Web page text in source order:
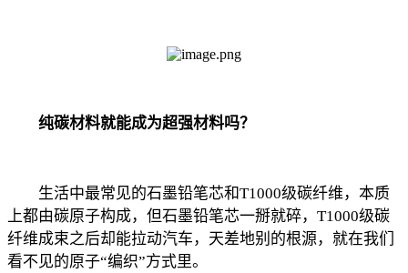
纯碳材料就能成为超强材料吗？
生活中最常见的石墨铅笔芯和T1000级碳纤维，本质
上都由碳原子构成，但石墨铅笔芯一掰就碎，T1000级碳
纤维成束之后却能拉动汽车，天差地别的根源，就在我们
看不见的原子“编织”方式里。